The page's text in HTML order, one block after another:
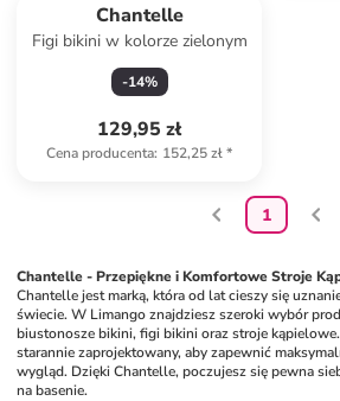
Chantelle
Figi bikini w kolorze zielonym
-14%
129,95 zł
Cena producenta: 152,25 zł*
1
Chantelle - Przepiękne i Komfortowe Stroje
Chantelle jest marką, która od lat cieszy się
świecie. W Limango znajdziesz szeroki wybór
biustonosze bikini, figi bikini oraz stroje
starannie zaprojektowany, aby zapewnić
wygląd. Dzięki Chantelle, poczujesz się pewna
na basenie.